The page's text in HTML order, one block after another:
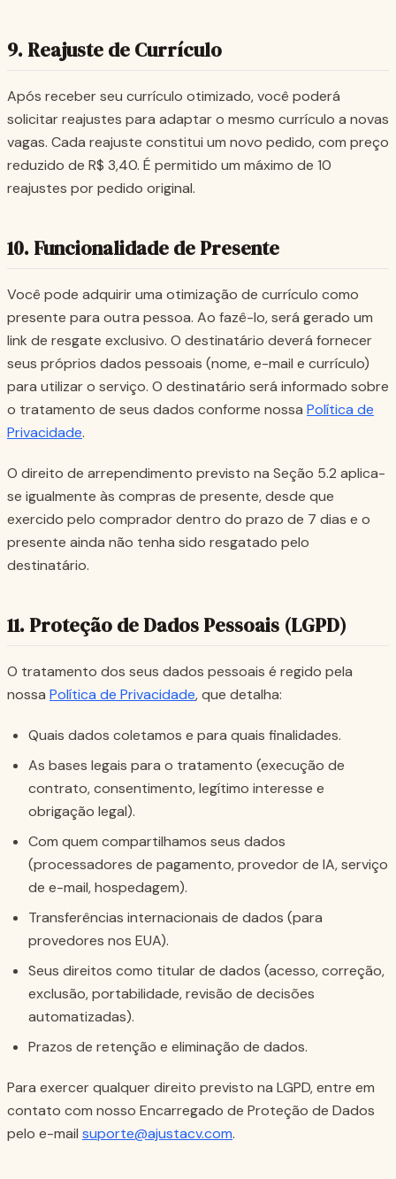
9. Reajuste de Currículo
Após receber seu currículo otimizado, você poderá
solicitar reajustes para adaptar o mesmo currículo a novas
vagas. Cada reajuste constitui um novo pedido, com preço
reduzido de R$ 3,40. É permitido um máximo de 10
reajustes por pedido original.
10. Funcionalidade de Presente
Você pode adquirir uma otimização de currículo como
presente para outra pessoa. Ao fazê-lo, será gerado um
link de resgate exclusivo. O destinatário deverá fornecer
seus próprios dados pessoais (nome, e-mail e currículo)
para utilizar o serviço. O destinatário será informado sobre
o tratamento de seus dados conforme nossa Política de
Privacidade.
O direito de arrependimento previsto na Seção 5.2 aplica-
se igualmente às compras de presente, desde que
exercido pelo comprador dentro do prazo de 7 dias e o
presente ainda não tenha sido resgatado pelo
destinatário.
11. Proteção de Dados Pessoais (LGPD)
O tratamento dos seus dados pessoais é regido pela
nossa Política de Privacidade, que detalha:
Quais dados coletamos e para quais finalidades.
As bases legais para o tratamento (execução de
contrato, consentimento, legítimo interesse e
obrigação legal).
Com quem compartilhamos seus dados
(processadores de pagamento, provedor de IA, serviço
de e-mail, hospedagem).
Transferências internacionais de dados (para
provedores nos EUA).
Seus direitos como titular de dados (acesso, correção,
exclusão, portabilidade, revisão de decisões
automatizadas).
Prazos de retenção e eliminação de dados.
Para exercer qualquer direito previsto na LGPD, entre em
contato com nosso Encarregado de Proteção de Dados
pelo e-mail suporte@ajustacv.com.